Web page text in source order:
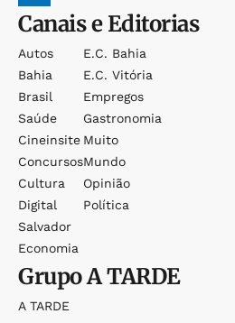
Canais e Editorias
Autos
Bahia
Brasil
Saúde
Cineinsite
Concursos
Cultura
Digital
Salvador
Economia
E.c. Bahia
E.c. Vitória
Empregos
Gastronomia
Muito
Mundo
Opinião
Política
GrupoA TARDE
A TARDE